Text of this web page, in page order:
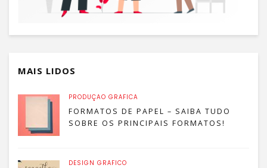
MAIS LIDOS
PRODUÇÃO GRÁFICA
FORMATOS DE PAPEL – SAIBA TUDO
SOBRE OS PRINCIPAIS FORMATOS!
DESIGN GRÁFICO